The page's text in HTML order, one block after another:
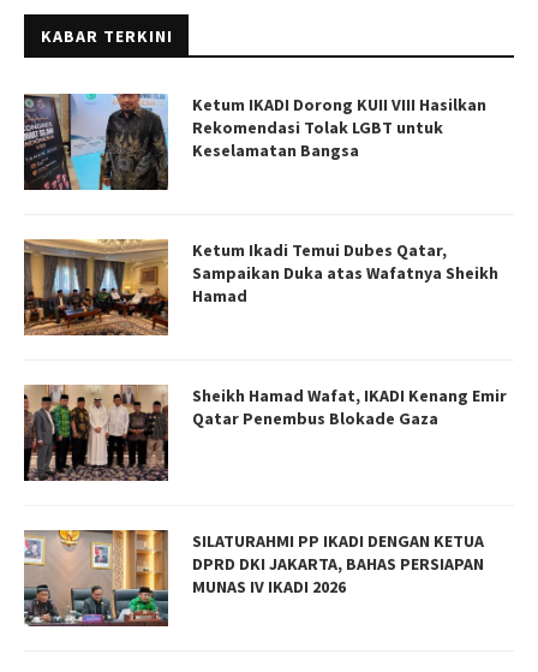
KABAR TERKINI
Ketum IKADI Dorong KUII VIII Hasilkan
Rekomendasi Tolak LGBT untuk
Keselamatan Bangsa
Ketum Ikadi Temui Dubes Qatar,
Sampaikan Duka atas Wafatnya Sheikh
Hamad
Sheikh Hamad Wafat, IKADI Kenang Emir
Qatar Penembus Blokade Gaza
SILATURAHMI PP IKADI DENGAN KETUA
DPRD DKI JAKARTA, BAHAS PERSIAPAN
MUNAS IV IKADI 2026